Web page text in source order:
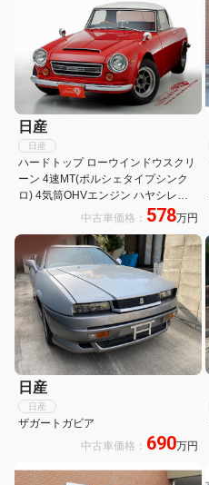
日産
日産
ハードトップ ローウインドウスクリ
ーン 4速MT(ポルシェタイプシンク
ロ) 4気筒OHVエンジン ハヤシレー
シングアルミ14インチ
中古車価格： 578万円
日産
日産
ザガートガビア
中古車価格： 690万円